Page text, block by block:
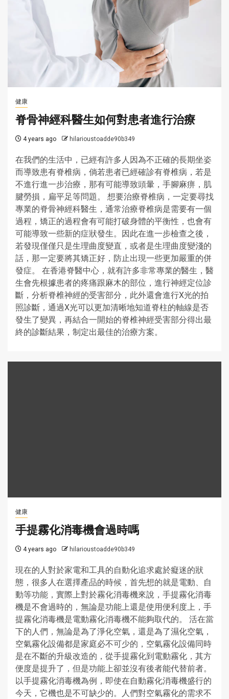
健康
脊骨神經科醫生如何對患者進行治療
4 years ago hilarioustoadde90b349
在我們的生活中，已經有許多人因為不正確的長期坐姿
而導致患有脊椎病，倘若患者已經確診有脊椎病，若是
不進行進一步治療，那有可能導致頭暈，手腳麻痹，肌
腱勞損，扁平足等問題。 想要治療脊椎病，一定要尋找
專業的脊骨神經科醫生，通常治療脊椎病是需要有一個
過程，矯正的過程會有可能打破身體的平衡性，也會有
可能導致一些新的症狀發生。因此在進一步檢查之後，
若發現僅僅只是生理曲度變直，或者是生理曲度變淺的
話，那一定要將其矯正好，防止出現一些更加嚴重的併
發症。 在香港脊醫中心，就有許多非常專業的醫生，醫
生會先根據患者的疼痛跟麻木的部位，進行神經定位診
斷，分析脊椎神經的受害部分，此外還會進行X光的拍
照診斷，通過X光可以更加清晰地知道脊柱的軸線是否
發生了變異，再結合一開始的脊椎神經受害部分得出最
終的診斷結果，制定出最佳的治療方案。
健康
手提霧化消毒機會過時嗎
4 years ago hilarioustoadde90b349
現在的人對於家電和工具的自動化追求處於癡迷的狀
態，很多人在選擇產品的時候，首先想的就是電動、自
動等功能，實際上對於霧化消毒機來說，手提霧化消毒
機是不會過時的，無論是功能上還是使用便利度上，手
提霧化消毒機是電動霧化消毒機不能夠取代的。 活在當
下的人們，無論是為了淨化空氣，還是為了濕化空氣，
空氣霧化設備都是家庭必不可少的，空氣霧化設備同時
是在不斷的升級改造的，從手提霧化到電動霧化，其方
便度是提升了，但是功能上卻並沒有後者能代替前者。
以手提霧化消毒機為例，即使在自動霧化消毒機盛行的
今天，它機也是不可缺少的。人們對空氣霧化的需求不